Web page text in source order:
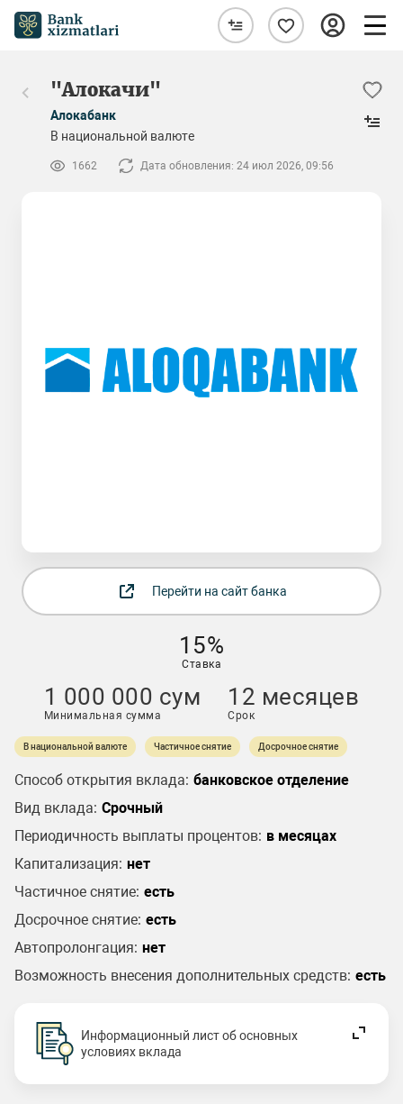
"Алокачи"
Алокабанк
В национальной валюте
1662 Дата обновления: 24 июл 2026, 09:56
Перейти на сайт банка
15%
Ставка
1 000 000 сум
Минимальная сумма
12 месяцев
Срок
В национальной валюте Частичное снятие Досрочное снятие
Способ открытия вклада: банковское отделение
Вид вклада: Срочный
Периодичность выплаты процентов: в месяцах
Капитализация: нет
Частичное снятие: есть
Досрочное снятие: есть
Автопролонгация: нет
Возможность внесения дополнительных средств: есть
Информационный лист об основных
условиях вклада